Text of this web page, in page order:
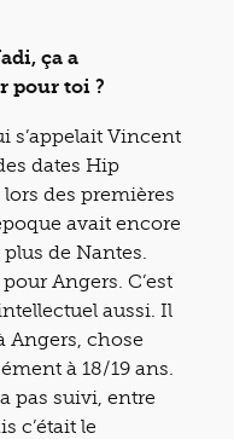
ça a
pour toi ?
s’appelait Vincent
dates Hip
lors des premières
avait encore
de Nantes.
Angers. C’est
aussi. Il
Angers, chose
à 18/19 ans.
pas suivi, entre
c’était le